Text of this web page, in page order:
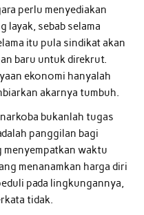
perlu menyediakan
layak, sebab selama
itu pula sindikat akan
baru untuk direkrut.
ekonomi hanyalah
akarnya tumbuh.
bukanlah tugas
panggilan bagi
waktu
menanamkan harga diri
pada lingkungannya,
tidak.